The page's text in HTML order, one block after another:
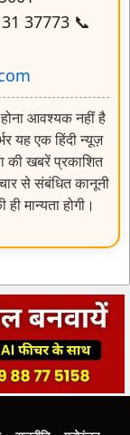
आवश्यक नहीं है
यह एक हिंदी न्यूज़
की खबरें प्रकाशित
से संबंधित कानूनी
ही मान्यता होगी।
राजनीति
मनोरंजन